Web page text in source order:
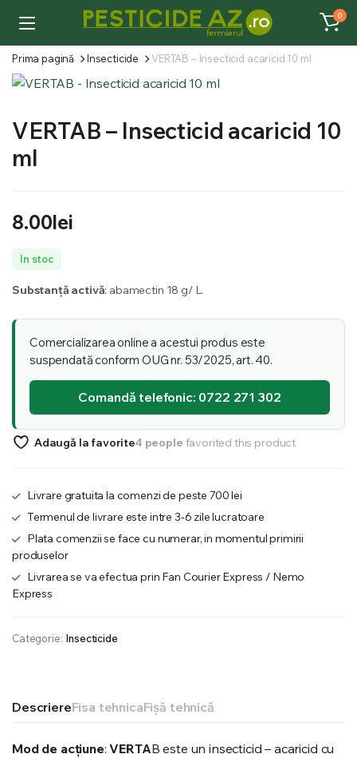
0
Prima pagină Insecticide VERTAB – Insecticid acaricid 10 ml
VERTAB – Insecticid acaricid 10
ml
8.00lei
In stoc
Substanță activă: abamectin 18 g/ L.
Comercializarea online a acestui produs este
suspendată conform OUG nr. 53/2025, art. 40.
Comandă telefonic: 0722 271 302
Adaugă la favorite4 people favorited this product
Livrare gratuita la comenzi de peste 700 lei
Termenul de livrare este intre 3-6 zile lucratoare
Plata comenzii se face cu numerar, in momentul primirii
produselor
Livrarea se va efectua prin Fan Courier Express / Nemo
Express
Categorie: Insecticide
DescriereFisa tehnicaFișă tehnică
Mod de acţiune:VERTAB este un insecticid – acaricid cu